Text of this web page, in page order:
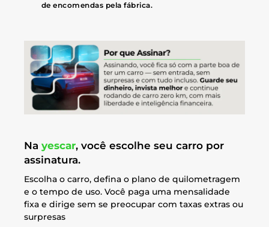
de encomendas pela fábrica.
Na yescar, você escolhe seu carro por
assinatura.
Escolha o carro, defina o plano de quilometragem
e o tempo de uso. Você paga uma mensalidade
fixa e dirige sem se preocupar com taxas extras ou
surpresas